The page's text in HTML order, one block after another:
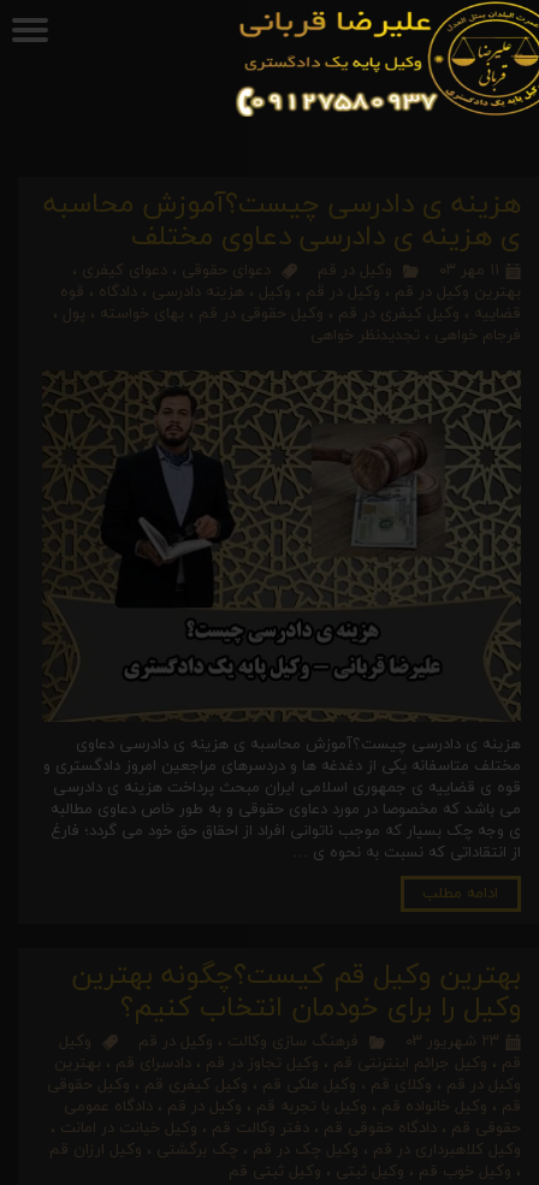
هزینه ی دادرسی چیست؟آموزش محاسبه
ی هزینه ی دادرسی دعاوی مختلف
۱۱ مهر ۰۳ وکیل در قم دعوای حقوقی ، دعوای کیفری ،
بهترین وکیل در قم ، وکیل در قم ، وکیل ، هزینه دادرسی ، دادگاه ، قوه
قضاییه ، وکیل کیفری در قم ، وکیل حقوقی در قم ، بهای خواسته ، پول
،
فرجام خواهی ، تجدیدنظر خواهی
هزینه ی دادرسی چیست؟آموزش محاسبه ی هزینه ی دادرسی دعاوی
مختلف متاسفانه یکی از دغدغه ها و دردسرهای مراجعین امروز دادگستری و
قوه ی قضاییه ی جمهوری اسلامی ایران مبحث پرداخت هزینه ی دادرسی
می باشد که مخصوصا در مورد دعاوی حقوقی و به طور خاص دعاوی مطالبه
ی وجه چک بسیار که موجب ناتوانی افراد از احقاق حق خود می گردد؛ فارغ
از انتقاداتی که نسبت به نحوه ی …
ادامه مطلب
بهترین وکیل قم کیست؟چگونه بهترین
وکیل را برای خودمان انتخاب کنیم؟
۲۳ شهریور ۰۳ فرهنگ سازی وکالت ، وکیل در قم
وکیل
قم ، وکیل جرائم اینترنتی قم ، وکیل تجاوز در قم ، دادسرای قم ، بهترین
وکیل در قم ، وکلای قم ، وکیل ملکی قم ، وکیل کیفری قم ، وکیل حقوقی
قم ، وکیل خانواده قم ، وکیل با تجربه قم ، وکیل در قم ، دادگاه عمومی
حقوقی قم ، دادگاه حقوقی قم ، دفتر وکالت قم ، وکیل خیانت در امانت ،
وکیل کلاهبرداری در قم ، وکیل چک در قم ، چک برگشتی ، وکیل ارزان قم
، وکیل خوب قم ، وکیل ثبتی ، وکیل ثبتی قم